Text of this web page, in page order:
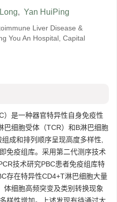
, Yan HuiPing
Liver Disease &
You An Hospital, Capital
）是一种器官特异性自身免疫性
巴细胞受体（TCR）和B淋巴细胞
成和排列顺序呈现高度多样性,
免疫组库。采用第二代测序技术
技术研究PBC患者免疫组库特
存在特异性CD4+T淋巴细胞大量
体细胞高频突变及类别转换现象